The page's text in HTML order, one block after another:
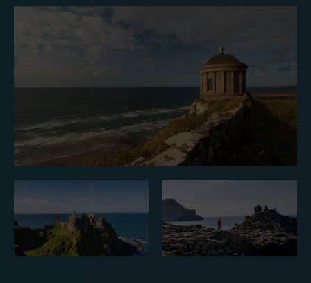
J'aime J'aime
Game of Thrones Studio
Tour